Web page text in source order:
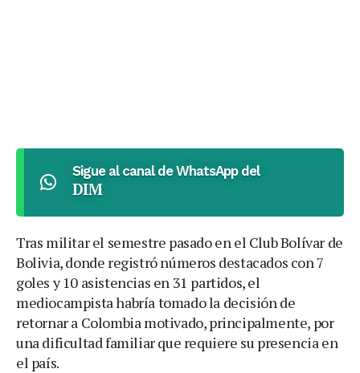
Sigue al canal de WhatsApp del
DIM
Tras militar el semestre pasado en el Club Bolívar de
Bolivia, donde registró números destacados con 7
goles y 10 asistencias en 31 partidos, el
mediocampista habría tomado la decisión de
retornar a Colombia motivado, principalmente, por
una dificultad familiar que requiere su presencia en
el país.